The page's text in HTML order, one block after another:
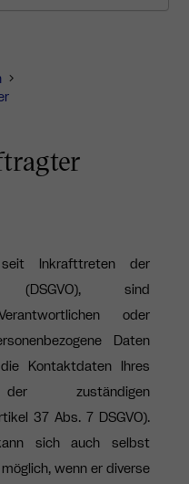
Inkrafttreten der
(DSGVO), sind
oder
Daten
Kontaktdaten Ihres
zuständigen
37 Abs. 7 DSGVO).
sich auch selbst
wenn er diverse